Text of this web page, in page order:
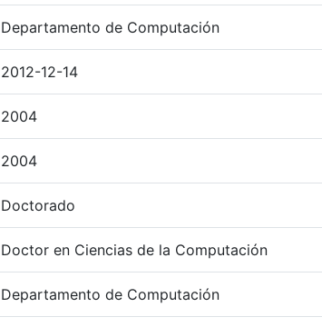
Departamento de Computación
2012-12-14
2004
2004
Doctorado
Doctor en Ciencias de la Computación
Departamento de Computación